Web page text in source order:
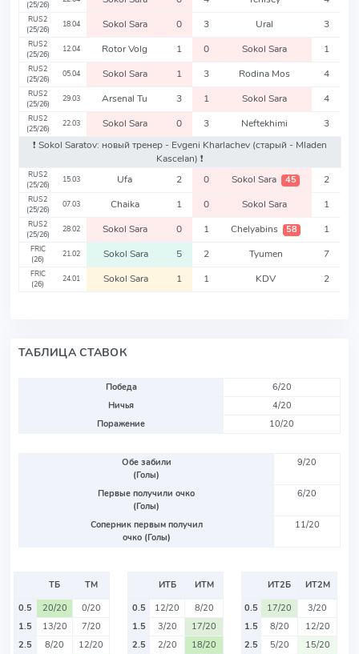
(25/26)
RUS2
(25/26)
18.04 Sokol Sara 0 3 Ural 3
RUS2
(25/26)
12.04 Rotor Volg 1 0 Sokol Sara 1
RUS2
(25/26)
05.04 Sokol Sara 1 3 Rodina Mos 4
RUS2
(25/26)
29.03 Arsenal Tu 3 1 Sokol Sara 4
RUS2
(25/26)
22.03 Sokol Sara 0 3 Neftekhimi
3
❗️ Sokol Saratov: новый тренер - Evgeni Kharlachev (старый - Mladen
Kascelan) ❗️
RUS2
(25/26)
15.03 Ufa 2 0 Sokol Sara 45 2
RUS2
(25/26)
07.03 Chaika 1 0 Sokol Sara 1
RUS2
(25/26)
28.02 Sokol Sara 0 1 Chelyabins 58 1
FRIC
(26)
21.02 Sokol Sara 5 2 Tyumen 7
FRIC
(26)
24.01 Sokol Sara 1 1 KDV 2
ТАБЛИЦА СТАВОК
Победа
6/20
Ничья
4/20
Поражение
10/20
Обе забили
(Голы)
9/20
Первые получили очко
(Голы)
6/20
Соперник первым получил
очко (Голы)
11/20
ТБ
ТМ
0.5
20/20
0/20
1.5
13/20
7/20
2.5
8/20
12/20
ИТБ
ИТМ
0.5
12/20
8/20
1.5
3/20
17/20
2.5
2/20
18/20
ИТ2Б
ИТ2М
0.5
17/20
3/20
1.5
8/20
12/20
2.5
5/20
15/20